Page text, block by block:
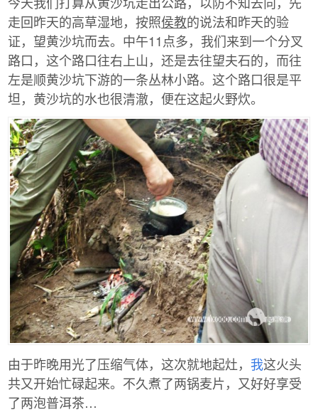
走回昨天的高草湿地，按照侯教的说法和昨天的验
证，望黄沙坑而去。中午11点多，我们来到一个分叉
路口，这个路口往右上山，还是去往望夫石的，而往
左是顺黄沙坑下游的一条丛林小路。这个路口很是平
坦，黄沙坑的水也很清澈，便在这起火野炊。
由于昨晚用光了压缩气体，这次就地起灶， 我这火头
共又开始忙碌起来。不久煮了两锅麦片，又好好享受
了两泡普洱茶…